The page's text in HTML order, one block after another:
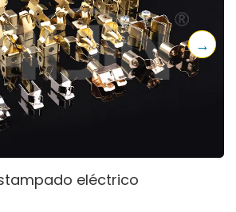
→
con remaches de plata